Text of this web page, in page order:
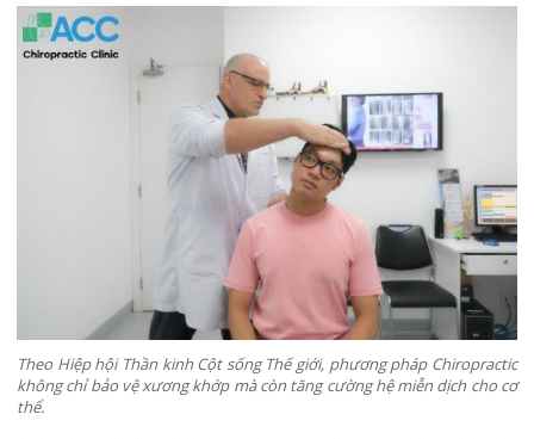
Theo Hiệp hội Thần kinh Cột sống Thế giới, phương pháp Chiropractic
không chỉ bảo vệ xương khớp mà còn tăng cường hệ miễn dịch cho cơ
thể.